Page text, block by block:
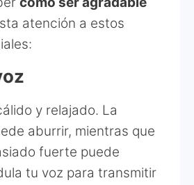
atención a estos
y relajado. La
aburrir, mientras que
fuerte puede
tu voz para transmitir